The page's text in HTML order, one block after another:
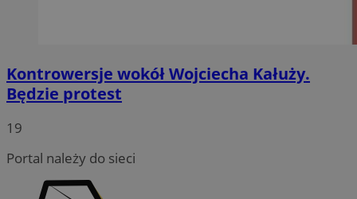
Kontrowersje wokół Wojciecha Kałuży.
Będzie protest
19
Portal należy do sieci